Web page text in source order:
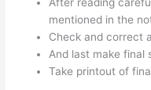
mentioned in the
Check and correct
And last make final
Take printout of